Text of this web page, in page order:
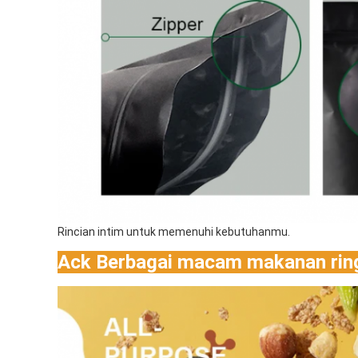
Rincian intim untuk memenuhi kebutuhanmu.
Ack Berbagai macam makanan